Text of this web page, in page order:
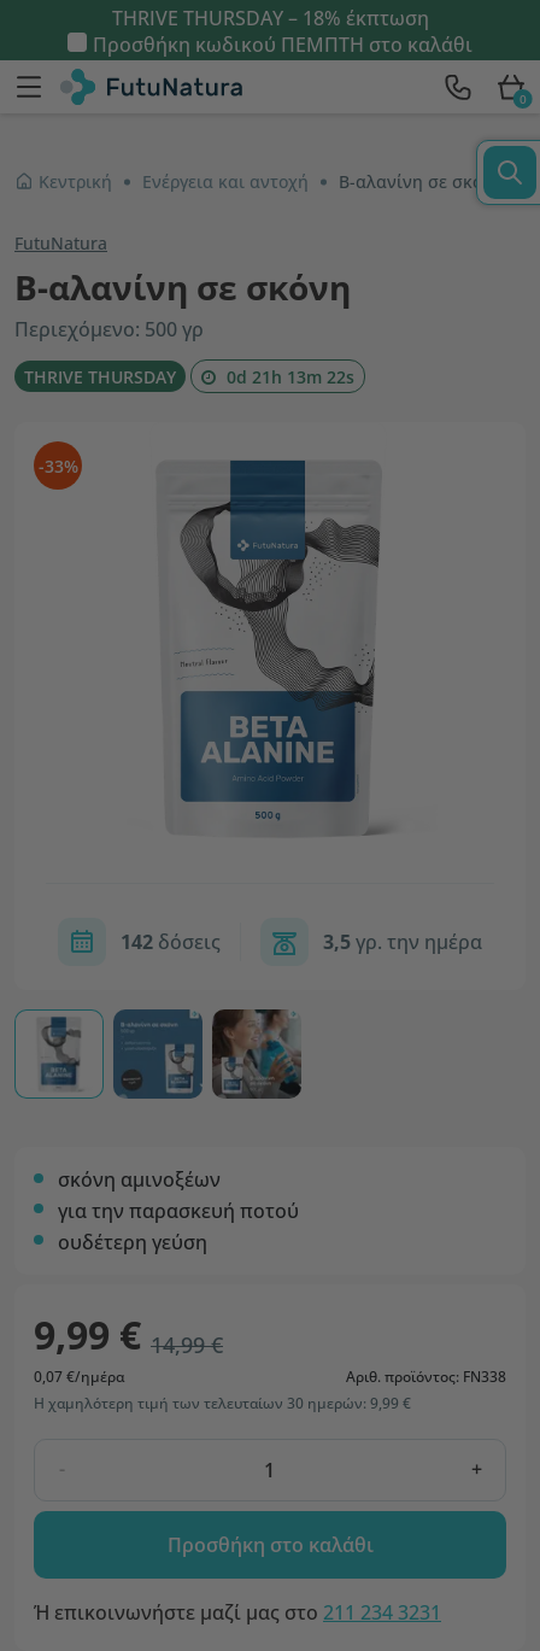
THRIVE THURSDAY – 18% έκπτωση
Προσθήκη κωδικού ΠΕΜΠΤΗ στο καλάθι
0
Κεντρική Ενέργεια και αντοχή Β-αλανίνη σε σκόνη
FutuNatura
Β-αλανίνη σε σκόνη
Περιεχόμενο: 500 γρ
THRIVE THURSDAY 0d 21h 13m 22s
-33%
142 δόσεις 3,5γρ. την ημέρα
σκόνη αμινοξέων
για την παρασκευή ποτού
ουδέτερη γεύση
9,99 € 14,99 €
0,07 €/ημέρα
Αριθ. προϊόντος: FN338
Η χαμηλότερη τιμή των τελευταίων 30 ημερών: 9,99 €
- +
Προσθήκη στο καλάθι
Ή επικοινωνήστε μαζί μας στο 211 234 3231